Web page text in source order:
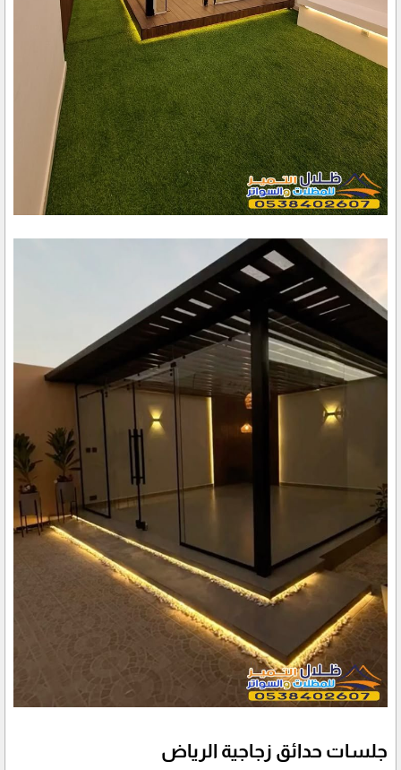
جلسات حدائق زجاجية الرياض